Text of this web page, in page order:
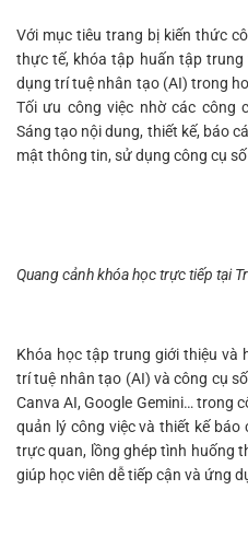
Với mục tiêu trang bị kiến thức
thực tế, khóa tập huấn tập trung
dụng trí tuệ nhân tạo (AI) trong
Tối ưu công việc nhờ các công
Sáng tạo nội dung, thiết kế, báo
mật thông tin, sử dụng công cụ
Quang cảnh khóa học trực tiếp tại
Khóa học tập trung giới thiệu và
trí tuệ nhân tạo (AI) và công cụ
Canva AI, Google Gemini… trong
quản lý công việc và thiết kế
trực quan, lồng ghép tình huống
giúp học viên dễ tiếp cận và ứng